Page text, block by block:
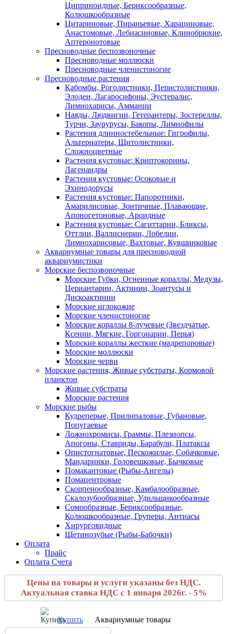
Циприноидные, Бериксообразные,
Колюшкообразные
Цитариновые, Пираньевые, Харациновые,
Анастомовые, Лебиасиновые, Клинобрюхие,
Аптеронотовые
Пресноводные беспозвоночные
Пресноводные моллюски
Пресноводные членистоногие
Пресноводные растения
Кабомбы, Роголистники, Перистолистники,
Элодеи, Лагаросифоны, Эустералис,
Лимнохарисы, Аммании
Наяды, Людвигии, Гетерантеры, Зостереллы,
Турчи, Заурурусы, Бакопы, Лимнофилы
Растения длинностебельные: Гигрофилы,
Альтернатеры, Щитолистники,
Сложноцветные
Растения кустовые: Криптокорины,
Лагенандры
Растения кустовые: Осоковые и
Эхинодорусы
Растения кустовые: Папоротники,
Амарилисовые, Зонтичные, Плавающие,
Апоногетоновые, Ароидные
Растения кустовые: Сагиттарии, Бликсы,
Оттлии, Валлиснерии, Лобелии,
Лимнохарисовые, Вахтовые, Кувшинковые
Аквариумные товары для пресноводной
аквариумистики
Морские беспозвоночные
Морские Губки, Огненные кораллы, Медузы,
Цериантарии, Актинии, Зоантусы и
Дискоактинии
Морские иглокожие
Морские членистоногие
Морские кораллы 8-лучевые (Звездчатые,
Ксении, Мягкие, Горгонарии, Перья)
Морские кораллы жесткие (мадрепоровые)
Морские моллюски
Морские черви
Морские растения, Живые субстраты, Кормовой
планктон
Живые субстраты
Морские растения
Морские рыбы
Кудреперые, Прилипаловые, Губановые,
Попугаевые
Ложнохромисы, Граммы, Плезиопсы,
Апогоны, Ставриды, Барабули, Платаксы
Опистогнатовые, Пескожилые, Собачковые,
Мандаринки, Головешковые, Бычковые
Помакантовые (Рыбы-Ангелы)
Помацентровые
Скорпенообразные, Камбалообразные,
Скалозубообразные, Удильщикообразные
Сомообразные, Бериксообразные,
Колюшкообразные, Груперы, Антиасы
Хирурговидные
Щетинозубые (Рыбы-Бабочки)
Оплата
Прайс
Оплата Счета
Цены на товары и услуги указаны без НДС.
Актуальная ставка НДС с 1 января 2026г. - 5%
Купить Аквариумные товары